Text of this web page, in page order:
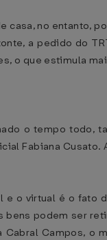
no entanto,
a pedido do
o que estimula
o tempo todo,
Fabiana
o virtual é o fato
podem ser
Cabral Campos,